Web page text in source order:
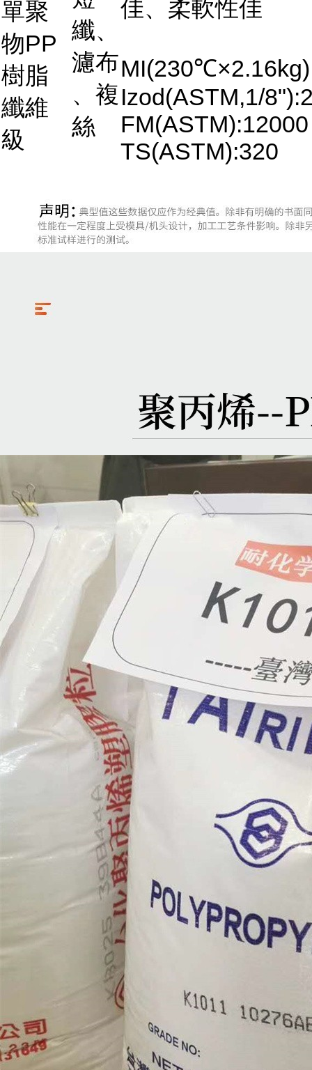
單聚
物PP
樹脂
纖維
級
纖、
濾布
、複
絲
佳、柔軟性佳
Izod(ASTM,1/
FM(ASTM):12000
TS(ASTM):320